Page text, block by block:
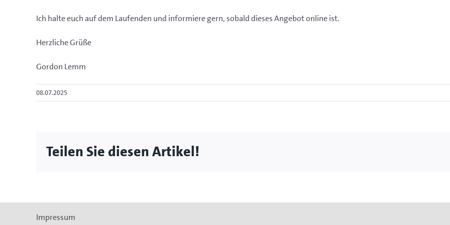
Ich halte euch auf dem Laufenden und informiere gern, sobald dieses Angebot online ist.
Herzliche Grüße
Gordon Lemm
08.07.2025
Teilen Sie diesen Artikel!
Impressum